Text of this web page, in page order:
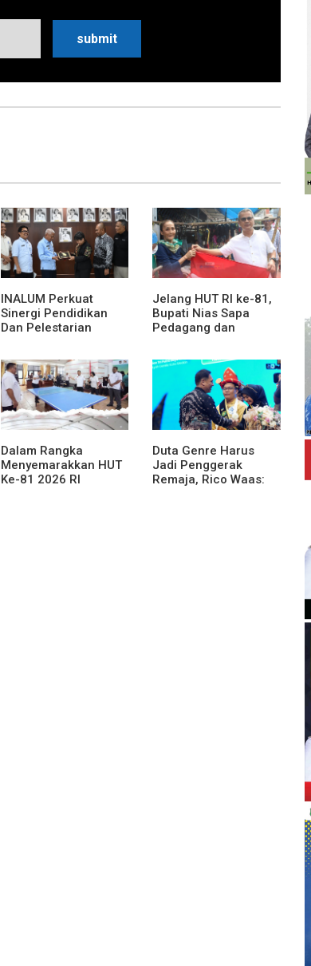
INALUM Perkuat
Sinergi Pendidikan
Dan Pelestarian
PemprovSu
Jelang HUT RI ke-81,
Bupati Nias Sapa
Pedagang dan
Merah Putih
Dalam Rangka
Menyemarakkan HUT
Ke-81 2026 RI
Duta Genre Harus
Jadi Penggerak
Remaja, Rico Waas: